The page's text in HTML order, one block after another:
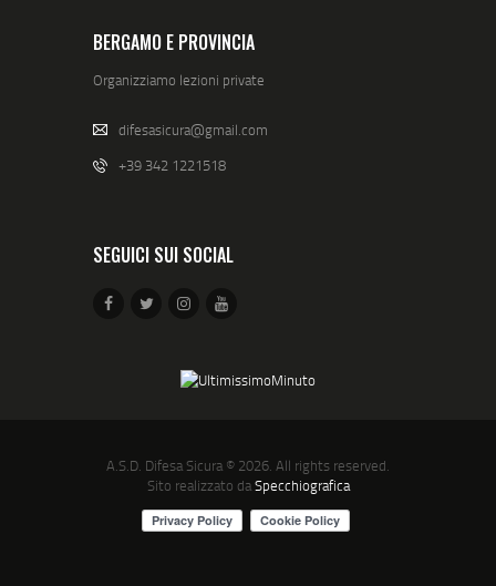
BERGAMO E PROVINCIA
Organizziamo lezioni private
difesasicura@gmail.com
+39 342 1221518
SEGUICI SUI SOCIAL
A.S.D. Difesa Sicura © 2026. All rights reserved.
Sito realizzato daSpecchiografica